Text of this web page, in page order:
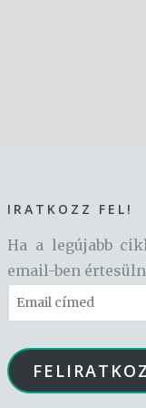
IRATKOZZ FEL!
Ha a legújabb
email-ben
Email
címed